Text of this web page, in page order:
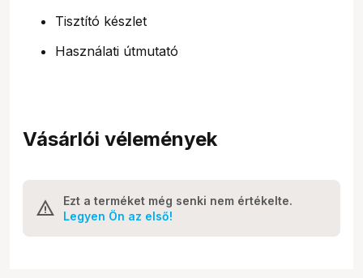
Tisztító készlet
Használati útmutató
Vásárlói vélemények
Ezt a terméket még senki nem értékelte.
Legyen Ön az első!